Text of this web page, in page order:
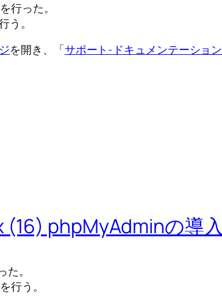
行った。
う。
を開き、「サポート-ドキュメンテーション
(16) phpMyAdminの導入
。
行う。